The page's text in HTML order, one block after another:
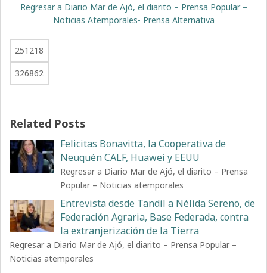
Regresar a Diario Mar de Ajó, el diarito – Prensa Popular –
Noticias Atemporales- Prensa Alternativa
251218
326862
Related Posts
Felicitas Bonavitta, la Cooperativa de
Neuquén CALF, Huawei y EEUU
Regresar a Diario Mar de Ajó, el diarito – Prensa
Popular – Noticias atemporales
Entrevista desde Tandil a Nélida Sereno, de
Federación Agraria, Base Federada, contra
la extranjerización de la Tierra
Regresar a Diario Mar de Ajó, el diarito – Prensa Popular –
Noticias atemporales